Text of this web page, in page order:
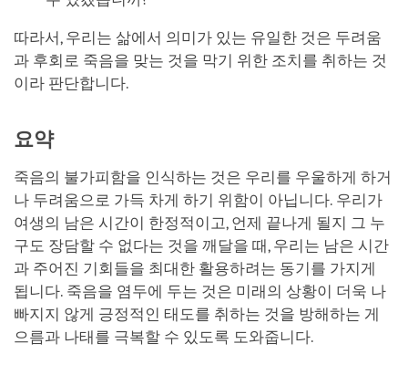
따라서, 우리는 삶에서 의미가 있는 유일한 것은 두려움
과 후회로 죽음을 맞는 것을 막기 위한 조치를 취하는 것
이라 판단합니다.
요약
죽음의 불가피함을 인식하는 것은 우리를 우울하게 하거
나 두려움으로 가득 차게 하기 위함이 아닙니다. 우리가
여생의 남은 시간이 한정적이고, 언제 끝나게 될지 그 누
구도 장담할 수 없다는 것을 깨달을 때, 우리는 남은 시간
과 주어진 기회들을 최대한 활용하려는 동기를 가지게
됩니다. 죽음을 염두에 두는 것은 미래의 상황이 더욱 나
빠지지 않게 긍정적인 태도를 취하는 것을 방해하는 게
으름과 나태를 극복할 수 있도록 도와줍니다.